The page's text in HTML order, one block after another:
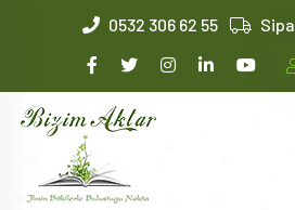
0532 306 62 55